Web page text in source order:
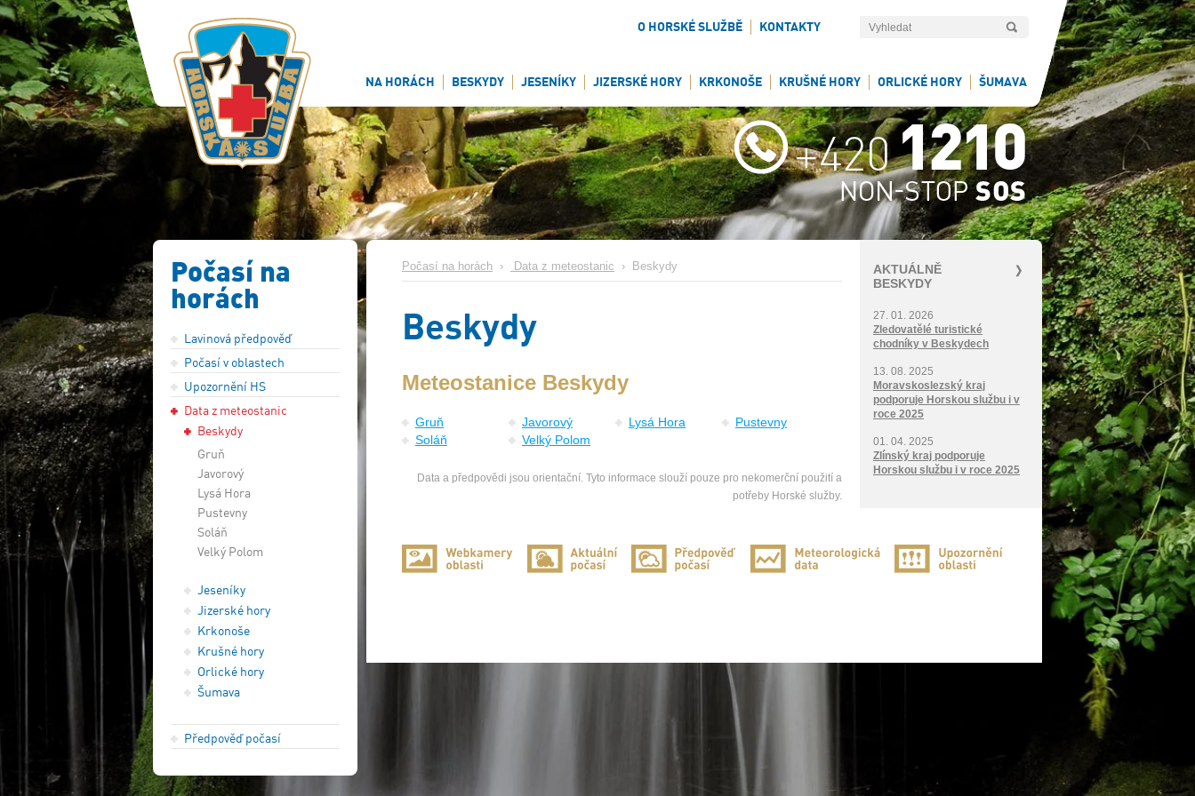
O HORSKÉ SLUŽBĚ KONTAKTY
NA HORÁCH BESKYDY JESENÍKY JIZERSKÉ HORY KRKONOŠE KRUŠNÉ HORY ORLICKÉ HORY ŠUMAVA
Počasí na
horách
Lavinová předpověď
Počasí v oblastech
Upozornění HS
Data z meteostanic
Beskydy
Gruň
Javorový
Lysá Hora
Pustevny
Soláň
Velký Polom
Jeseníky
Jizerské hory
Krkonoše
Krušné hory
Orlické hory
Šumava
Předpověď počasí
AKTUÁLNĚ
BESKYDY
27. 01. 2026
Zledovatělé turistické
chodníky v Beskydech
13. 08. 2025
Moravskoslezský kraj
podporuje Horskou službu i v
roce 2025
01. 04. 2025
Zlínský kraj podporuje
Horskou službu i v roce 2025
Počasí na horách › Data z meteostanic › Beskydy
Beskydy
Meteostanice Beskydy
Gruň Javorový Lysá Hora
Pustevny
Soláň
Velký Polom
Data a předpovědi jsou orientační. Tyto informace slouží pouze pro nekomerční použití a
potřeby Horské služby.